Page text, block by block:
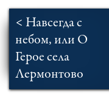
< Навсегда с
небом, или О
Герое села
Лермонтово